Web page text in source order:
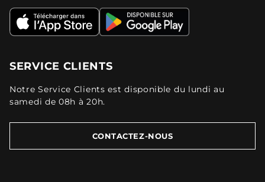
SERVICE CLIENTS
Notre Service Clients est disponible du lundi au
samedi de 08h à 20h.
CONTACTEZ-NOUS